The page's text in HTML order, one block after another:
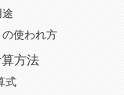
使われ方
方法
式